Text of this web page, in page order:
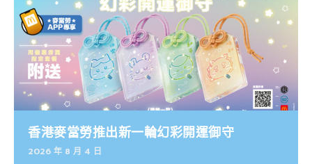
香港麥當勞推出新一輪幻彩開運御守
2026 年 8 月 4 日